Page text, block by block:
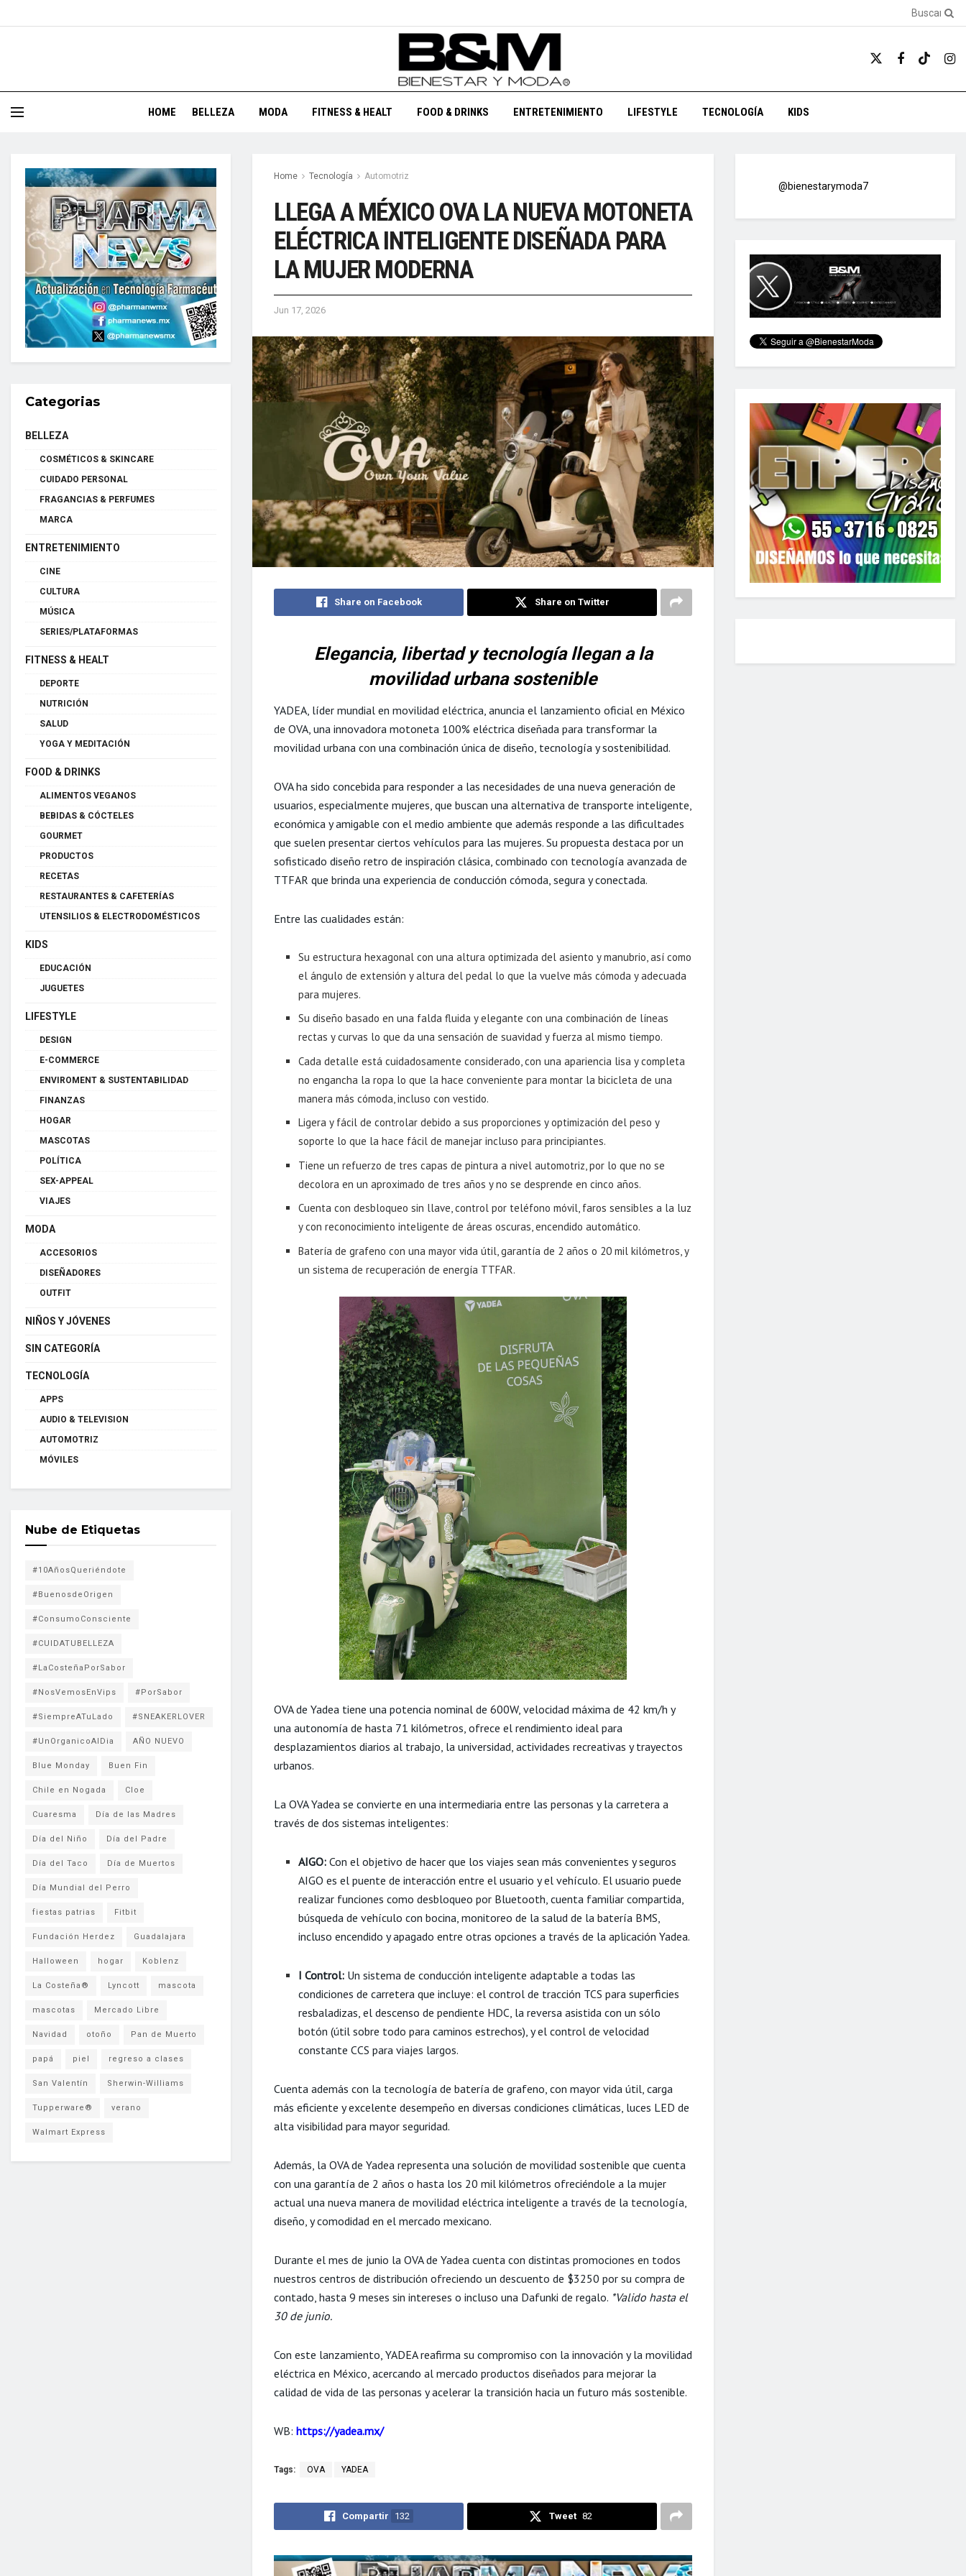
HOME BELLEZA MODA FITNESS & HEALT FOOD & DRINKS ENTRETENIMIENTO LIFESTYLE TECNOLOGÍA KIDS
Home Tecnología Automotriz
LLEGA A MÉXICO OVA LA NUEVA MOTONETA
ELÉCTRICA INTELIGENTE DISEÑADA PARA
LA MUJER MODERNA
Jun 17, 2026
Share on Facebook Share on Twitter
Elegancia, libertad y tecnología llegan a la
movilidad urbana sostenible
YADEA, líder mundial en movilidad eléctrica, anuncia el lanzamiento oficial en México
de OVA, una innovadora motoneta 100% eléctrica diseñada para transformar la
movilidad urbana con una combinación única de diseño, tecnología y sostenibilidad.
OVA ha sido concebida para responder a las necesidades de una nueva generación de
usuarios, especialmente mujeres, que buscan una alternativa de transporte inteligente,
económica y amigable con el medio ambiente que además responde a las dificultades
que suelen presentar ciertos vehículos para las mujeres. Su propuesta destaca por un
sofisticado diseño retro de inspiración clásica, combinado con tecnología avanzada de
TTFAR que brinda una experiencia de conducción cómoda, segura y conectada.
Entre las cualidades están:
Su estructura hexagonal con una altura optimizada del asiento y manubrio, así como
el ángulo de extensión y altura del pedal lo que la vuelve más cómoda y adecuada
para mujeres.
Su diseño basado en una falda fluida y elegante con una combinación de líneas
rectas y curvas lo que da una sensación de suavidad y fuerza al mismo tiempo.
Cada detalle está cuidadosamente considerado, con una apariencia lisa y completa
no engancha la ropa lo que la hace conveniente para montar la bicicleta de una
manera más cómoda, incluso con vestido.
Ligera y fácil de controlar debido a sus proporciones y optimización del peso y
soporte lo que la hace fácil de manejar incluso para principiantes.
Tiene un refuerzo de tres capas de pintura a nivel automotriz, por lo que no se
decolora en un aproximado de tres años y no se desprende en cinco años.
Cuenta con desbloqueo sin llave, control por teléfono móvil, faros sensibles a la luz
y con reconocimiento inteligente de áreas oscuras, encendido automático.
Batería de grafeno con una mayor vida útil, garantía de 2 años o 20 mil kilómetros, y
un sistema de recuperación de energía TTFAR.
OVA de Yadea tiene una potencia nominal de 600W, velocidad máxima de 42 km/h y
una autonomía de hasta 71 kilómetros, ofrece el rendimiento ideal para
desplazamientos diarios al trabajo, la universidad, actividades recreativas y trayectos
urbanos.
La OVA Yadea se convierte en una intermediaria entre las personas y la carretera a
través de dos sistemas inteligentes:
AIGO: Con el objetivo de hacer que los viajes sean más convenientes y seguros
AIGO es el puente de interacción entre el usuario y el vehículo. El usuario puede
realizar funciones como desbloqueo por Bluetooth, cuenta familiar compartida,
búsqueda de vehículo con bocina, monitoreo de la salud de la batería BMS,
incluso encendido y apagado entre otras opciones a través de la aplicación Yadea.
I Control: Un sistema de conducción inteligente adaptable a todas las
condiciones de carretera que incluye: el control de tracción TCS para superficies
resbaladizas, el descenso de pendiente HDC, la reversa asistida con un sólo
botón (útil sobre todo para caminos estrechos), y el control de velocidad
constante CCS para viajes largos.
Cuenta además con la tecnología de batería de grafeno, con mayor vida útil, carga
más eficiente y excelente desempeño en diversas condiciones climáticas, luces LED de
alta visibilidad para mayor seguridad.
Además, la OVA de Yadea representa una solución de movilidad sostenible que cuenta
con una garantía de 2 años o hasta los 20 mil kilómetros ofreciéndole a la mujer
actual una nueva manera de movilidad eléctrica inteligente a través de la tecnología,
diseño, y comodidad en el mercado mexicano.
Durante el mes de junio la OVA de Yadea cuenta con distintas promociones en todos
nuestros centros de distribución ofreciendo un descuento de $3250 por su compra de
contado, hasta 9 meses sin intereses o incluso una Dafunki de regalo. *Valido hasta el
30 de junio.
Con este lanzamiento, YADEA reafirma su compromiso con la innovación y la movilidad
eléctrica en México, acercando al mercado productos diseñados para mejorar la
calidad de vida de las personas y acelerar la transición hacia un futuro más sostenible.
WB: https://yadea.mx/
Tags: OVA YADEA
Compartir 132 Tweet 82
Categorias
BELLEZA
COSMÉTICOS & SKINCARE
CUIDADO PERSONAL
FRAGANCIAS & PERFUMES
MARCA
ENTRETENIMIENTO
CINE
CULTURA
MÚSICA
SERIES/PLATAFORMAS
FITNESS & HEALT
DEPORTE
NUTRICIÓN
SALUD
YOGA Y MEDITACIÓN
FOOD & DRINKS
ALIMENTOS VEGANOS
BEBIDAS & CÓCTELES
GOURMET
PRODUCTOS
RECETAS
RESTAURANTES & CAFETERÍAS
UTENSILIOS & ELECTRODOMÉSTICOS
KIDS
EDUCACIÓN
JUGUETES
LIFESTYLE
DESIGN
E-COMMERCE
ENVIROMENT & SUSTENTABILIDAD
FINANZAS
HOGAR
MASCOTAS
POLÍTICA
SEX-APPEAL
VIAJES
MODA
ACCESORIOS
DISEÑADORES
OUTFIT
NIÑOS Y JÓVENES
SIN CATEGORÍA
TECNOLOGÍA
APPS
AUDIO & TELEVISION
AUTOMOTRIZ
MÓVILES
Nube de Etiquetas
#10AñosQueriéndote
#BuenosdeOrigen
#ConsumoConsciente
#CUIDATUBELLEZA
#LaCosteñaPorSabor
#NosVemosEnVips #PorSabor
#SiempreATuLado #SNEAKERLOVER
#UnOrganicoAlDia AÑO NUEVO
Blue Monday Buen Fin
Chile en Nogada Cloe
Cuaresma Día de las Madres
Día del Niño Día del Padre
Día del Taco Día de Muertos
Día Mundial del Perro
fiestas patrias Fitbit
Fundación Herdez Guadalajara
Halloween hogar Koblenz
La Costeña® Lyncott mascota
mascotas Mercado Libre
Navidad otoño Pan de Muerto
papá piel regreso a clases
San Valentín Sherwin-Williams
Tupperware® verano
Walmart Express
@bienestarymoda7